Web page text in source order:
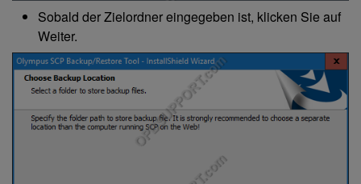
Sobald der Zielordner eingegeben ist, klicken Sie auf
Weiter.